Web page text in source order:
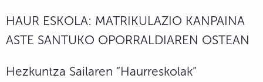
HAUR ESKOLA: MATRIKULAZIO KANPAINA
ASTE SANTUKO OPORRALDIAREN OSTEAN
Hezkuntza Sailaren “Haurreskolak”